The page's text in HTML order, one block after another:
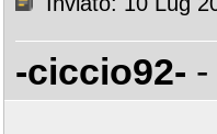
-ciccio92- -